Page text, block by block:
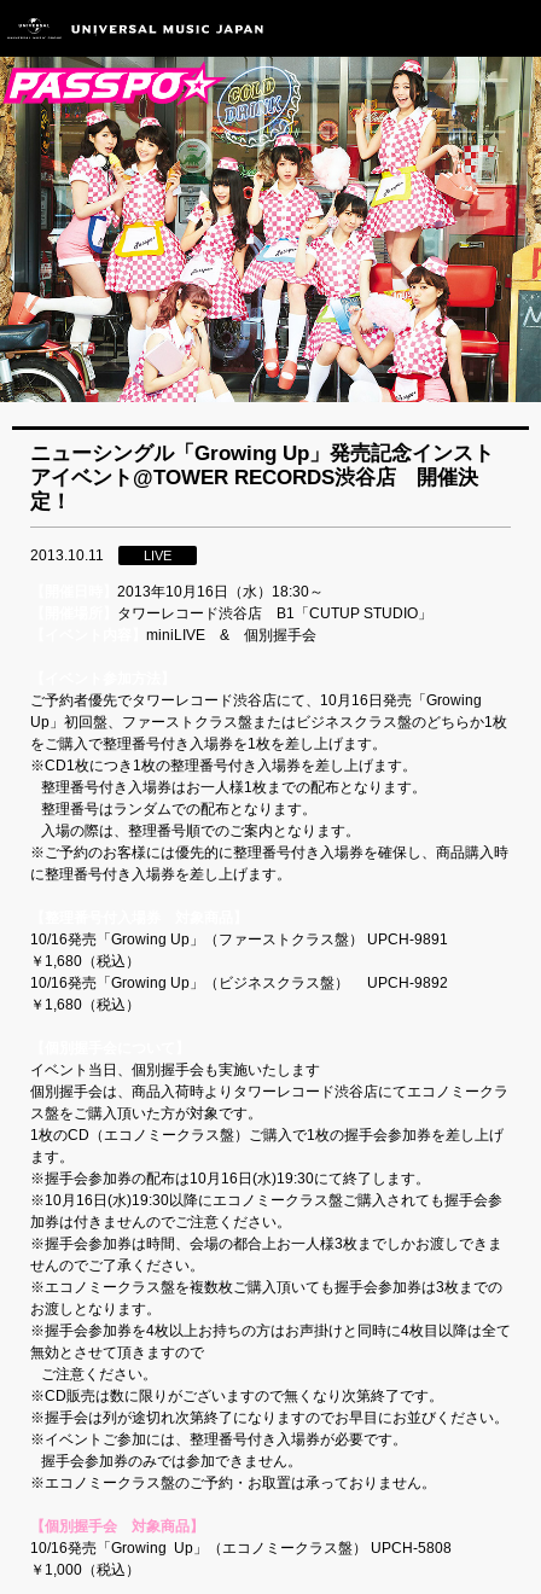
ニューシングル「Growing Up」発売記念インスト
アイベント@TOWER RECORDS渋谷店 開催決
定！
2013.10.11 LIVE
2013年10月16日（水）18:30～
タワーレコード渋谷店 B1「CUTUP STUDIO」
miniLIVE & 個別握手会
ご予約者優先でタワーレコード渋谷店にて、10月16日発売「Growing
Up」初回盤、ファーストクラス盤またはビジネスクラス盤のどちらか1枚
をご購入で整理番号付き入場券を1枚を差し上げます。
※CD1枚につき1枚の整理番号付き入場券を差し上げます。
整理番号付き入場券はお一人様1枚までの配布となります。
整理番号はランダムでの配布となります。
入場の際は、整理番号順でのご案内となります。
※ご予約のお客様には優先的に整理番号付き入場券を確保し、商品購入時
に整理番号付き入場券を差し上げます。
10/16発売「Growing Up」（ファーストクラス盤） UPCH-9891
￥1,680（税込）
10/16発売「Growing Up」（ビジネスクラス盤） UPCH-9892
￥1,680（税込）
イベント当日、個別握手会も実施いたします
個別握手会は、商品入荷時よりタワーレコード渋谷店にてエコノミークラ
ス盤をご購入頂いた方が対象です。
1枚のCD（エコノミークラス盤）ご購入で1枚の握手会参加券を差し上げ
ます。
※握手会参加券の配布は10月16日(水)19:30にて終了します。
※10月16日(水)19:30以降にエコノミークラス盤ご購入されても握手会参
加券は付きませんのでご注意ください。
※握手会参加券は時間、会場の都合上お一人様3枚までしかお渡しできま
せんのでご了承ください。
※エコノミークラス盤を複数枚ご購入頂いても握手会参加券は3枚までの
お渡しとなります。
※握手会参加券を4枚以上お持ちの方はお声掛けと同時に4枚目以降は全て
無効とさせて頂きますので
ご注意ください。
※CD販売は数に限りがございますので無くなり次第終了です。
※握手会は列が途切れ次第終了になりますのでお早目にお並びください。
※イベントご参加には、整理番号付き入場券が必要です。
握手会参加券のみでは参加できません。
※エコノミークラス盤のご予約・お取置は承っておりません。
【個別握手会 対象商品】
10/16発売「Growing Up」（エコノミークラス盤） UPCH-5808
￥1,000（税込）